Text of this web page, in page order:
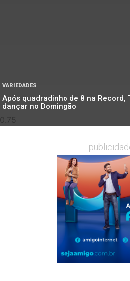
VARIEDADES
Após quadradinho de 8 na Record,
dançar no Domingão